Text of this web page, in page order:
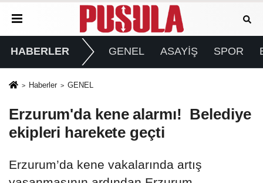
HABERLER GENEL ASAYİŞ SPOR
Haberler GENEL
Erzurum'da kene alarmı! Belediye
ekipleri harekete geçti
Erzurum’da kene vakalarında artış